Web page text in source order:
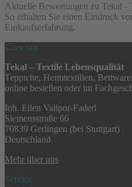
Aktuelle Bewertungen zu Tekal -
So erhalten Sie einen Eindruck
Einkaufserfahrung.
Über uns
Tekal – Textile Lebensqualität
Teppiche, Heimtextilien,
online bestellen oder im
Inh. Ellen Valipor-Faderl
Siemensstraße 66
70839 Gerlingen (bei Stuttgart)
Deutschland
Mehr über uns
Service